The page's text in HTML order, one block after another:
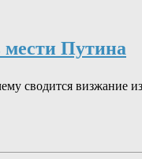
мести Путина
сводится визжание